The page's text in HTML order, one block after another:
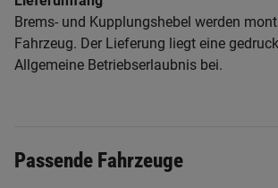
Brems- und Kupplungshebel werden
Fahrzeug. Der Lieferung liegt eine
Allgemeine Betriebserlaubnis bei.
Passende Fahrzeuge